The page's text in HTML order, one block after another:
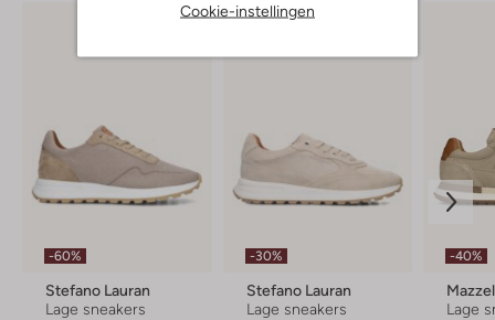
Cookie-instellingen
-60%
Stefano Lauran
Lage sneakers
-30%
Stefano Lauran
Lage sneakers
-40%
Lage